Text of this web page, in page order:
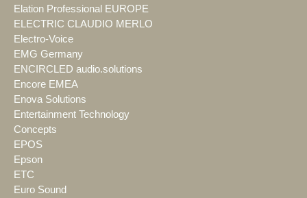
Elation Professional EUROPE
ELECTRIC CLAUDIO MERLO
Electro-Voice
EMG Germany
ENCIRCLED audio.solutions
Encore EMEA
Enova Solutions
Entertainment Technology
Concepts
EPOS
Epson
ETC
Euro Sound